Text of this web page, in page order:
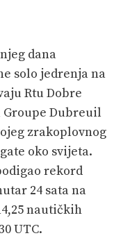
dana
solo jedrenja na
Rtu Dobre
Groupe Dubreuil
zrakoplovnog
oko svijeta.
rekord
24 sata na
nautičkih
UTC.